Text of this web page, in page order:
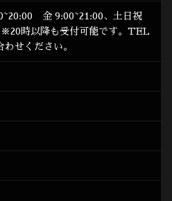
金 9:00~21:00、土日祝
時以降も受付可能です。TEL
わせください。